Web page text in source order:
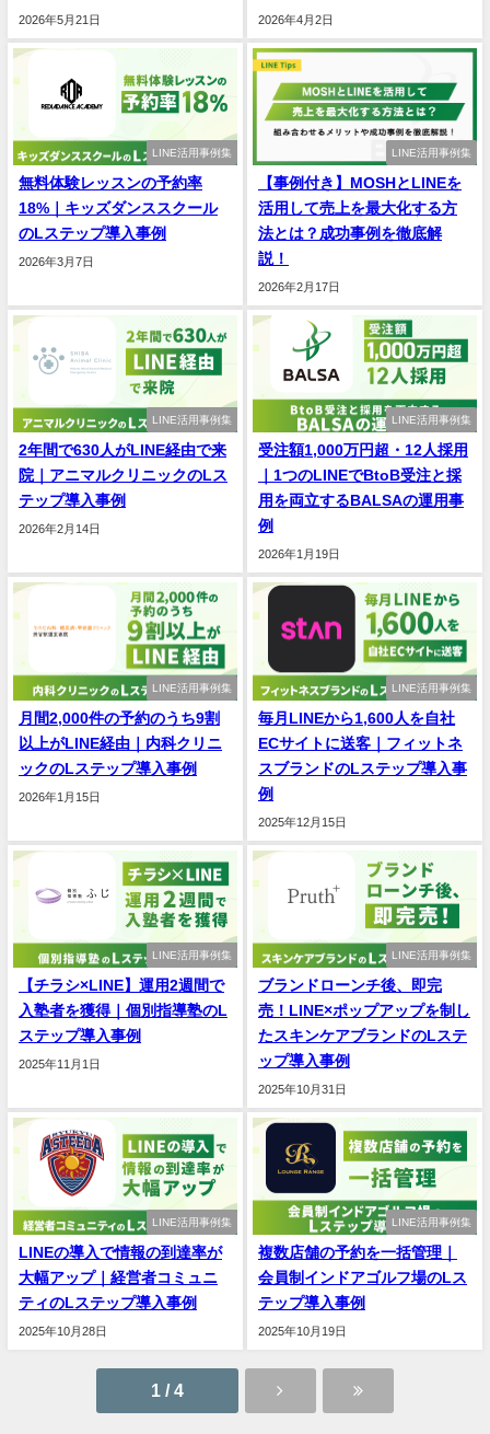
2026年5月21日 2026年4月2日
LINE活用事例集
無料体験レッスンの予約率
18%｜キッズダンススクール
のLステップ導入事例
2026年3月7日
LINE活用事例集
【事例付き】MOSHとLINEを
活用して売上を最大化する方
法とは？成功事例を徹底解
説！
2026年2月17日
LINE活用事例集
2年間で630人がLINE経由で来
院｜アニマルクリニックのLス
テップ導入事例
2026年2月14日
LINE活用事例集
受注額1,000万円超・12人採用
｜1つのLINEでBtoB受注と採
用を両立するBALSAの運用事
例
2026年1月19日
LINE活用事例集
月間2,000件の予約のうち9割
以上がLINE経由｜内科クリニ
ックのLステップ導入事例
2026年1月15日
LINE活用事例集
毎月LINEから1,600人を自社
ECサイトに送客｜フィットネ
スブランドのLステップ導入事
例
2025年12月15日
LINE活用事例集
【チラシ×LINE】運用2週間で
入塾者を獲得｜個別指導塾のL
ステップ導入事例
2025年11月1日
LINE活用事例集
ブランドローンチ後、即完
売！LINE×ポップアップを制し
たスキンケアブランドのLステ
ップ導入事例
2025年10月31日
LINE活用事例集
LINEの導入で情報の到達率が
大幅アップ｜経営者コミュニ
ティのLステップ導入事例
2025年10月28日
LINE活用事例集
複数店舗の予約を一括管理｜
会員制インドアゴルフ場のLス
テップ導入事例
2025年10月19日
1 / 4